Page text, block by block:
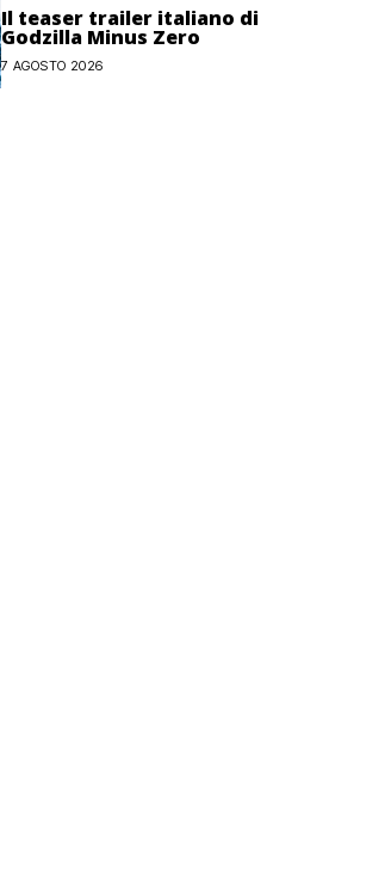
Il teaser trailer italiano di
Godzilla Minus Zero
7 AGOSTO 2026